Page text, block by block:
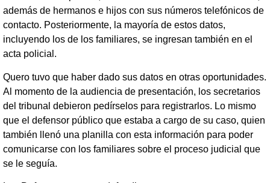
además de hermanos e hijos con sus números telefónicos de
contacto. Posteriormente, la mayoría de estos datos,
incluyendo los de los familiares, se ingresan también en el
acta policial.
Quero tuvo que haber dado sus datos en otras oportunidades.
Al momento de la audiencia de presentación, los secretarios
del tribunal debieron pedírselos para registrarlos. Lo mismo
que el defensor público que estaba a cargo de su caso, quien
también llenó una planilla con esta información para poder
comunicarse con los familiares sobre el proceso judicial que
se le seguía.